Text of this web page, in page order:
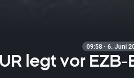
09:58 · 6. Juni
legt vor